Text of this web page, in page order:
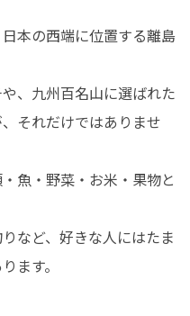
本の西端に位置する離島
、九州百名山に選ばれた
それだけではありませ
魚・野菜・お米・果物と
など、好きな人にはたま
ます。